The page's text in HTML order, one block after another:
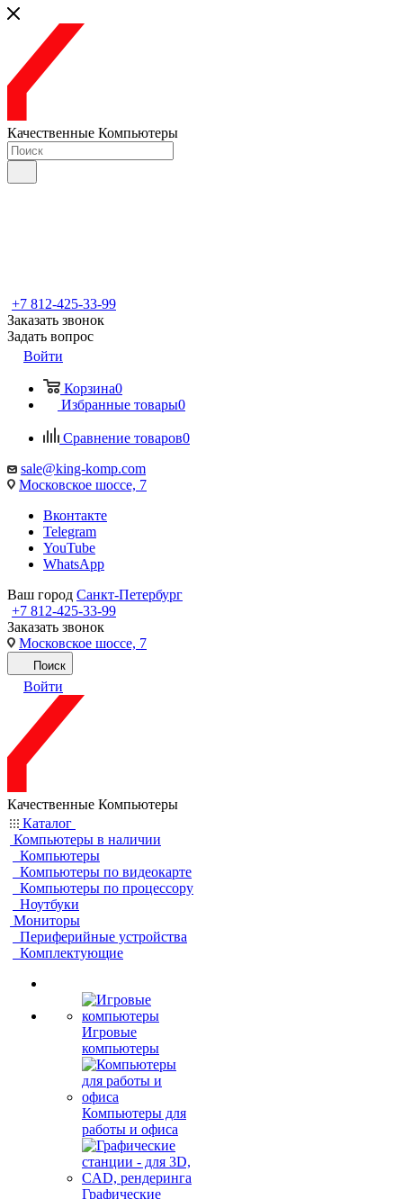
Качественные Компьютеры
+7 812-425-33-99
Заказать звонок
Задать вопрос
Войти
Корзина0
Избранные товары0
Сравнение товаров0
sale@king-komp.com
Московское шоссе, 7
Вконтакте
Telegram
YouTube
WhatsApp
Ваш город Санкт-Петербург
+7 812-425-33-99
Заказать звонок
Московское шоссе, 7
Поиск
Войти
Качественные Компьютеры
Каталог
Компьютеры в наличии
Компьютеры
Компьютеры по видеокарте
Компьютеры по процессору
Ноутбуки
Мониторы
Периферийные устройства
Комплектующие
Игровые
компьютеры
Компьютеры для
работы и офиса
Графические